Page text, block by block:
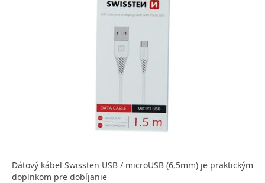
Dátový kábel Swissten USB / microUSB (6,5mm) je praktickým
doplnkom pre dobíjanie